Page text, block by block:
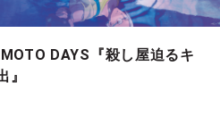
DAYS『殺し屋迫るキ